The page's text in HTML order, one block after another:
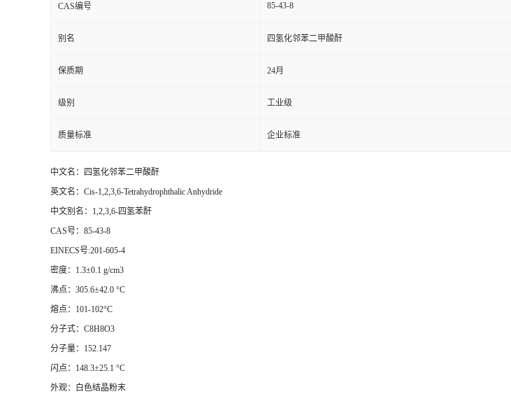
CAS编号 85-43-8
别名 四氢化邻苯二甲酸酐
保质期 24月
级别 工业级
质量标准 企业标准
中文名：四氢化邻苯二甲酸酐
英文名：Cis-1,2,3,6-Tetrahydrophthalic Anhydride
中文别名：1,2,3,6-四氢苯酐
CAS号：85-43-8
EINECS号:201-605-4
密度：1.3±0.1 g/cm3
沸点：305.6±42.0 °C
熔点：101-102°C
分子式：C8H8O3
分子量：152.147
闪点：148.3±25.1 °C
外观：白色结晶粉末